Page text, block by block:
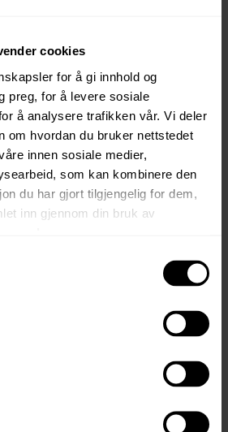
cookies
for å gi innhold og
preg, for å levere sosiale
å analysere trafikken vår. Vi deler
om hvordan du bruker nettstedet
innen sosiale medier,
som kan kombinere den
du har gjort tilgjengelig for dem,
inn gjennom din bruk av
med fantastisk